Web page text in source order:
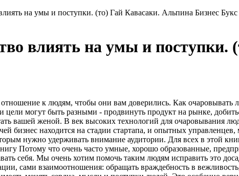
на умы и поступки. (то) Гай Кавасаки. Альпина Бизнес Букс
влиять на умы и поступки.
к людям, чтобы они вам доверились. Как очаровывать
могут быть разными - продвинуть продукт на рынке,
вашей женой. В век высоких технологий для очаровывания
бизнес находится на стадии стартапа, и опытных
нужно удерживать внимание аудитории. Для всех в этой
Потому что очень часто умные, хорошо образованные,
себя. Мы очень хотим помочь таким людям исправить это
сами взаимоотношения: обращать враждебность в